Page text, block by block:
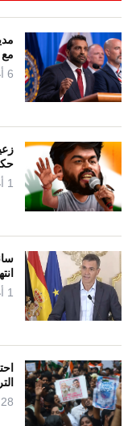
6 أغسطس 2026
1 أغسطس 2026
1 أغسطس 2026
28 يوليو 2026